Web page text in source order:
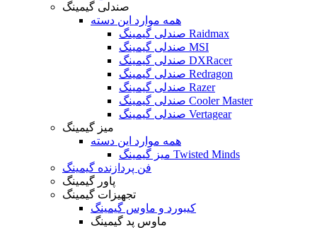
صندلی گیمینگ
همه موارد این دسته
صندلی گیمینگ Raidmax
صندلی گیمینگ MSI
صندلی گیمینگ DXRacer
صندلی گیمینگ Redragon
صندلی گیمینگ Razer
صندلی گیمینگ Cooler Master
صندلی گیمینگ Vertagear
میز گیمینگ
همه موارد این دسته
میز گیمینگ Twisted Minds
فن پردازنده گیمینگ
پاور گیمینگ
تجهیزات گیمینگ
کیبورد و ماوس گیمینگ
ماوس پد گیمینگ